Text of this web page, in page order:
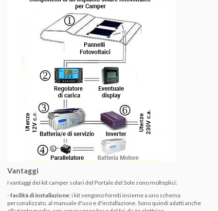
Vantaggi
I vantaggi dei kit camper solari del Portale del Sole sono molteplici:
-facilità di installazione: i kit vengono forniti insieme a uno schema
personalizzato, al manuale d'uso e d'installazione. Sono quindi adatti anche